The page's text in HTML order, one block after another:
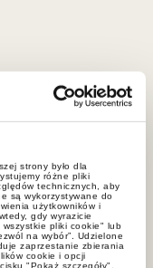
strony było dla
różne pliki
technicznych, aby
są wykorzystywane do
użytkowników i
gdy wyrazicie
pliki cookie" lub
na wybór”. Udzielone
zaprzestanie zbierania
cookie i opcji
"Pokaż szczegóły".